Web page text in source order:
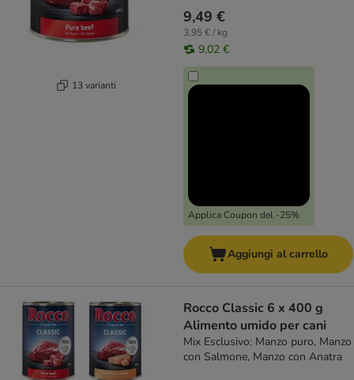
13 varianti
9,49 €
3,95 € / kg
9,02 €
Applica Coupon del -25%
Aggiungi al carrello
Rocco Classic 6 x 400 g
Alimento umido per cani
Mix Esclusivo: Manzo puro, Manzo
con Salmone, Manzo con Anatra